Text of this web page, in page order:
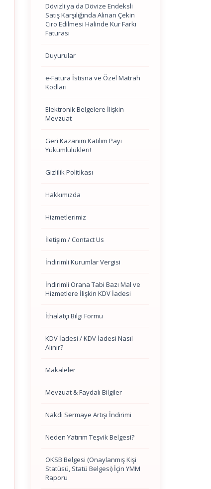
Dövizli ya da Dövize Endeksli
Satış Karşılığında Alınan Çekin
Ciro Edilmesi Halinde Kur Farkı
Faturası
Duyurular
e-Fatura İstisna ve Özel Matrah
Kodları
Elektronik Belgelere İlişkin
Mevzuat
Geri Kazanım Katılım Payı
Yükümlülükleri!
Gizlilik Politikası
Hakkımızda
Hizmetlerimiz
İletişim / Contact Us
İndirimli Kurumlar Vergisi
İndirimli Orana Tabi Bazı Mal ve
Hizmetlere İlişkin KDV İadesi
İthalatçı Bilgi Formu
KDV İadesi / KDV İadesi Nasıl
Alınır?
Makaleler
Mevzuat & Faydalı Bilgiler
Nakdi Sermaye Artışı İndirimi
Neden Yatırım Teşvik Belgesi?
OKSB Belgesi (Onaylanmış Kişi
Statüsü, Statü Belgesi) İçin YMM
Raporu